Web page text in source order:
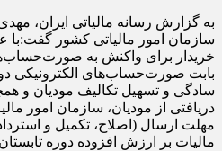
به گزارش رسانه مالیاتی ایران،
خریدار برای واکنش به
بابت صورت‌حساب‌های الکترونیکی
سادگی و تسهیل تکالیف مودیان و
دریافتی از مودیان، سازمان امور
مهلت ارسال (اصلاح، تکمیل و
مالیات بر ارزش افزوده دوره تابستان ۱۴۰۳ را تمدید کند.